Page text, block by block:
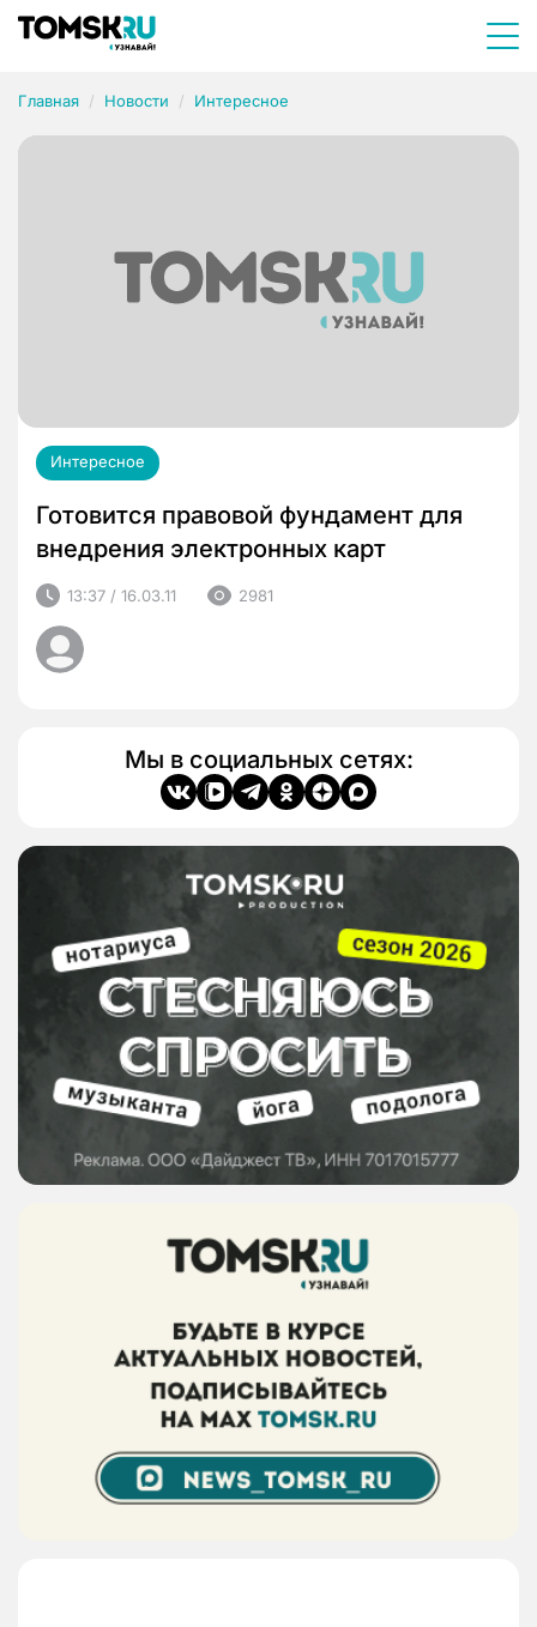
Главная Новости Интересное
Интересное
Готовится правовой фундамент для
внедрения электронных карт
13:37 / 16.03.11 2981
Мы в социальных сетях: